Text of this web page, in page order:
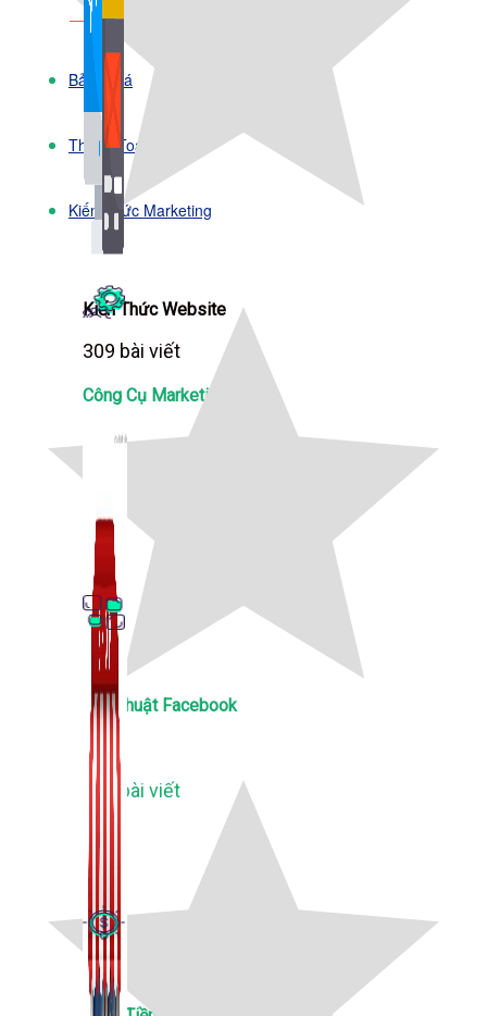
Kiến Thức Website
309 bài viết
Xem thêm phần mềm khác
Bảng Giá
Thanh Toán
Kiến Thức Marketing
Công Cụ Marketing
Thủ Thuật Facebook
536 bài viết